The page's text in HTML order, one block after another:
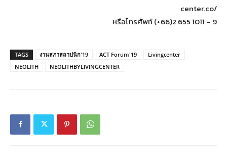
center.co/
หรือโทรศัพท์ (+66)2 655 1011 – 9
TAGS งานสภาสถาปนิก'19 ACT Forum'19
Livingcenter
NEOLITH
NEOLITHBYLIVINGCENTER